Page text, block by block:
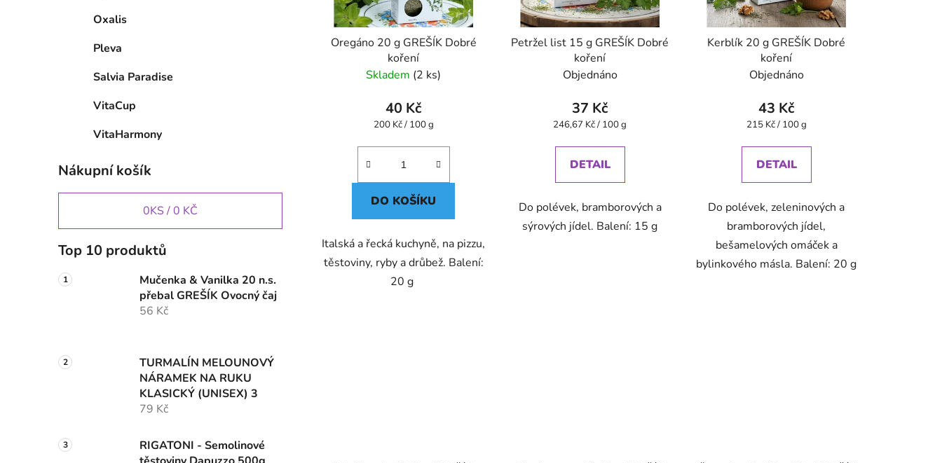
Oxalis
Pleva
Salvia Paradise
VitaCup
VitaHarmony
Nákupní košík
0KS /0 KČ
Top 10 produktů
Mučenka & Vanilka 20 n.s.
přebal GREŠÍK Ovocný čaj
56 Kč
TURMALÍN MELOUNOVÝ
NÁRAMEK NA RUKU
KLASICKÝ (UNISEX) 3
79 Kč
RIGATONI - Semolinové
Oregáno 20 g GREŠÍK Dobré
koření
Skladem (2 ks)
40 Kč
Měrná
200 Kč / 100 g
DO KOŠÍKU
Italská a řecká kuchyně, na pizzu,
těstoviny, ryby a drůbež. Balení:
20 g
Petržel list 15 g GREŠÍK Dobré
koření
Objednáno
37 Kč
Měrná
246,67 Kč / 100 g
DETAIL
Do polévek, bramborových a
sýrových jídel. Balení: 15 g
Kerblík 20 g GREŠÍK Dobré
koření
Objednáno
43 Kč
Měrná
215 Kč / 100 g
DETAIL
Do polévek, zeleninových a
bramborových jídel,
bešamelových omáček a
bylinkového másla. Balení: 20 g